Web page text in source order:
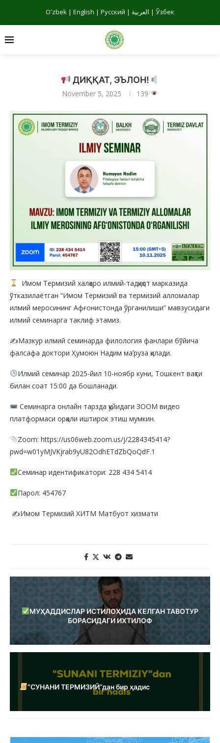
Oʻzbek | English | Русский | العربية | Ўзбек
ДИҚҚАТ, ЭЪЛОН!
November 5, 2025 139
Имом Термизий халқаро илмий-тадқиқот марказида
ўтказилаётган “Имом Термизий ва термизий алломалар
илмий меросининг Афғонистонда ўрганилиши” мавзусидаги
илмий семинарга таклиф этамиз.
✍️Мазкур илмий семинарда филология фанлари бўйича
фалсафа доктори Ҳумоюн Надим маʼруза қилади.
Илмий семинар 2025-йил 10-ноябр куни, Тошкент вақти
билан соат 15:00 да бошланади.
Семинарга онлайн тарзда қуйидаги ЗООМ видео
платформаси орқали иштирок этиш мумкин.
Zoom: https://us06web.zoom.us/j/2284345414?
pwd=w01yMJVKjrab9yU82OdhETdZbQoQdF.1
Семинар идентификатори: 228 434 5414
Парол: 454767
✍️Имом Термизий ХИТМ Матбуот хизмати
МУҲАДДИСЛАР ИСТИЛОҲИДА КЕЛГАН ТАВОТУР
БОРАСИДАГИ ИХТИЛОФ
“СУНАНИ ТЕРМИЗИЙ”дан бир ҳадис